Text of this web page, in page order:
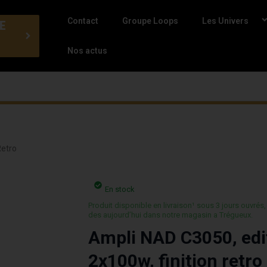
Contact Groupe Loops Les Univers
Nos actus
En stock
Produit disponible en livraison¹ sous 3 jours
des aujourd’hui dans notre magasin a Trégueux.
Ampli NAD C3050,
2x100w, finition retro